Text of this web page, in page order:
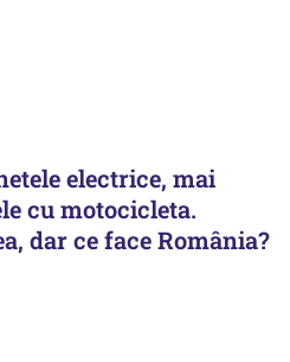
electrice, mai
cu motocicleta.
dar ce face România?